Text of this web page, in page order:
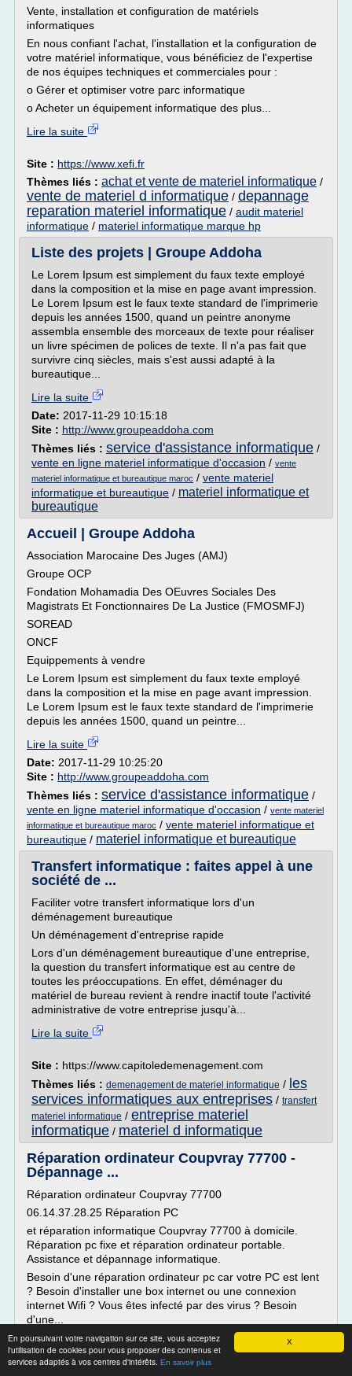
X
En poursuivant votre navigation sur ce site, vous acceptez
l'utilisation de cookies pour vous proposer des contenus et
services adaptés à vos centres d'intérêts. En savoir plus
Vente, installation et configuration de matériels
informatiques
En nous confiant l'achat, l'installation et la configuration de
votre matériel informatique, vous bénéficiez de l'expertise
de nos équipes techniques et commerciales pour :
o Gérer et optimiser votre parc informatique
o Acheter un équipement informatique des plus...
Lire la suite
Site : https://www.xefi.fr
Thèmes liés : achat et vente de materiel informatique /
vente de materiel d informatique / depannage
reparation materiel informatique / audit materiel
informatique / materiel informatique marque hp
Liste des projets | Groupe Addoha
Le Lorem Ipsum est simplement du faux texte employé
dans la composition et la mise en page avant impression.
Le Lorem Ipsum est le faux texte standard de l'imprimerie
depuis les années 1500, quand un peintre anonyme
assembla ensemble des morceaux de texte pour réaliser
un livre spécimen de polices de texte. Il n'a pas fait que
survivre cinq siècles, mais s'est aussi adapté à la
bureautique...
Lire la suite
Date: 2017-11-29 10:15:18
Site : http://www.groupeaddoha.com
Thèmes liés : service d'assistance informatique /
vente en ligne materiel informatique d'occasion / vente
materiel informatique et bureautique maroc / vente materiel
informatique et bureautique / materiel informatique et
bureautique
Accueil | Groupe Addoha
Association Marocaine Des Juges (AMJ)
Groupe OCP
Fondation Mohamadia Des OEuvres Sociales Des
Magistrats Et Fonctionnaires De La Justice (FMOSMFJ)
SOREAD
ONCF
Equippements à vendre
Le Lorem Ipsum est simplement du faux texte employé
dans la composition et la mise en page avant impression.
Le Lorem Ipsum est le faux texte standard de l'imprimerie
depuis les années 1500, quand un peintre...
Lire la suite
Date: 2017-11-29 10:25:20
Site : http://www.groupeaddoha.com
Thèmes liés : service d'assistance informatique /
vente en ligne materiel informatique d'occasion / vente materiel
informatique et bureautique maroc / vente materiel informatique et
bureautique / materiel informatique et bureautique
Transfert informatique : faites appel à une
société de ...
Faciliter votre transfert informatique lors d'un
déménagement bureautique
Un déménagement d'entreprise rapide
Lors d'un déménagement bureautique d'une entreprise,
la question du transfert informatique est au centre de
toutes les préoccupations. En effet, déménager du
matériel de bureau revient à rendre inactif toute l'activité
administrative de votre entreprise jusqu'à...
Lire la suite
Site : https://www.capitoledemenagement.com
Thèmes liés : demenagement de materiel informatique / les
services informatiques aux entreprises / transfert
materiel informatique / entreprise materiel
informatique / materiel d informatique
Réparation ordinateur Coupvray 77700 -
Dépannage ...
Réparation ordinateur Coupvray 77700
06.14.37.28.25 Réparation PC
et réparation informatique Coupvray 77700 à domicile.
Réparation pc fixe et réparation ordinateur portable.
Assistance et dépannage informatique.
Besoin d'une réparation ordinateur pc car votre PC est lent
? Besoin d'installer une box internet ou une connexion
internet Wifi ? Vous êtes infecté par des virus ? Besoin
d'une...
Lire la suite